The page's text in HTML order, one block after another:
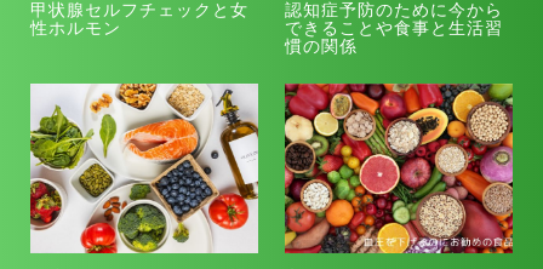
甲状腺セルフチェックと女
性ホルモン
認知症予防のために今から
できることや食事と生活習
慣の関係